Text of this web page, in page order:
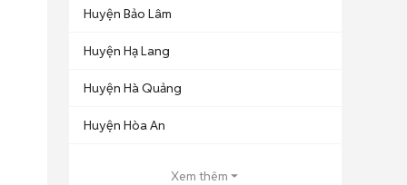
Huyện Bảo Lâm
Huyện Hạ Lang
Huyện Hà Quảng
Huyện Hòa An
Xem thêm